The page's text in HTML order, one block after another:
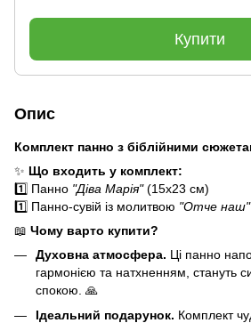
Купити
Опис
Комплект панно з біблійними
✨ Що входить у комплект:
1️⃣ Панно "Діва Марія"(15x23 см)
1️⃣ Панно-сувій із молитвою "Отче наш"
📖 Чому варто купити?
Духовна атмосфера. Ці панно
гармонією та натхненням, стануть
спокою. 🙏
Ідеальний подарунок. Комплект